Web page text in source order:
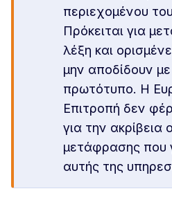
περιεχομένου
Πρόκειται για
λέξη και
μην αποδίδουν με
πρωτότυπο. Η
Επιτροπή δεν
για την ακρίβεια
μετάφρασης που
αυτής της